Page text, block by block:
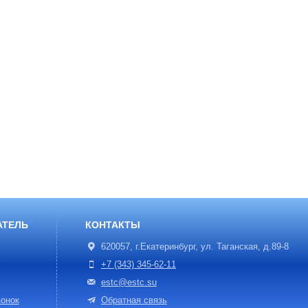
КОНТАКТЫ
620057, г.Екатеринбург, ул. Таганская, д.89-8
+7 (343) 345-62-11
estc@estc.su
Обратная связь